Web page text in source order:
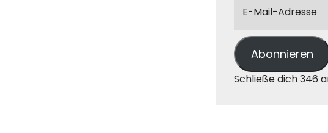
Abonnieren
Schließe dich 346